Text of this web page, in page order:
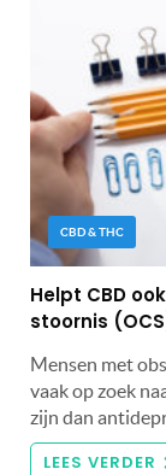
CBD & THC
Helpt CBD
stoornis
Mensen met
vaak op zoek
zijn dan
LEES VERDER